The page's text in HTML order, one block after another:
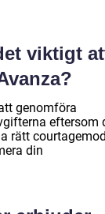
viktigt
genomföra
eftersom
rätt
din